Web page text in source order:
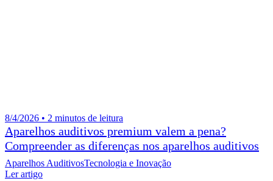
8/4/2026 • 2 minutos de leitura
Aparelhos auditivos premium valem a pena?
Compreender as diferenças nos aparelhos auditivos
Aparelhos AuditivosTecnologia e Inovação
Ler artigo